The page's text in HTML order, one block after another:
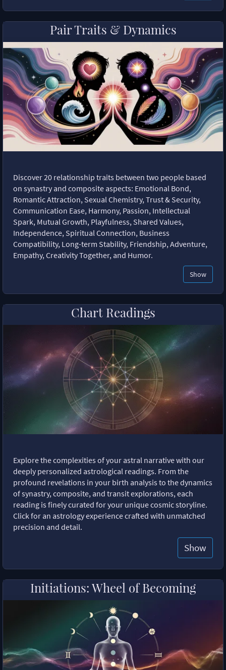
Pair Traits & Dynamics
Discover 20 relationship traits between two people based
on synastry and composite aspects: Emotional Bond,
Romantic Attraction, Sexual Chemistry, Trust & Security,
Communication Ease, Harmony, Passion, Intellectual
Spark, Mutual Growth, Playfulness, Shared Values,
Independence, Spiritual Connection, Business
Compatibility, Long-term Stability, Friendship, Adventure,
Empathy, Creativity Together, and Humor.
Show
Chart Readings
Explore the complexities of your astral narrative with our
deeply personalized astrological readings. From the
profound revelations in your birth analysis to the dynamics
of synastry, composite, and transit explorations, each
reading is finely curated for your unique cosmic storyline.
Click for an astrology experience crafted with unmatched
precision and detail.
Show
Initiations: Wheel of Becoming